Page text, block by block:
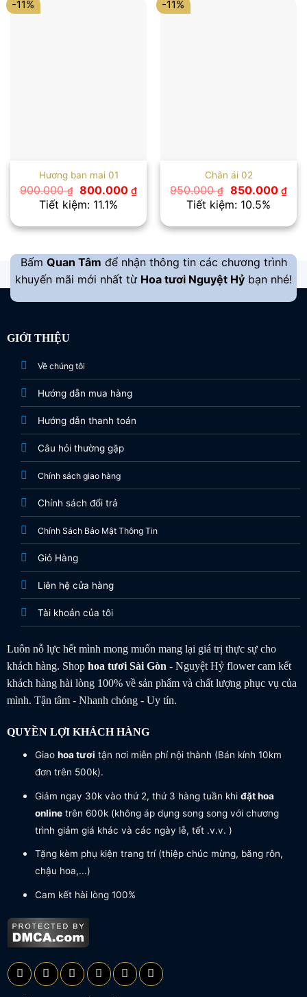
-11%
Hương ban mai 01
900.000₫ Giá
gốc
là:
800.000₫Giá
là:
800.000 ₫.
Tiết kiệm: 11.1%
-11%
Chân ái 02
950.000₫ Giá
gốc
là:
850.000 ₫Giá
hiện
là:
Tiết kiệm: 10.5%
Bấm Quan Tâm để nhận thông tin các chương trình
khuyến mãi mới nhất từ Hoa tươi Nguyệt Hỷ bạn nhé!
GIỚI THIỆU
Về chúng tôi
Hướng dẫn mua hàng
Hướng dẫn thanh toán
Câu hỏi thường gặp
Chính sách giao hàng
Chính sách đổi trả
Chính Sách Bảo Mật Thông Tin
Giỏ Hàng
Liên hệ cửa hàng
Tài khoản của tôi
Luôn nỗ lực hết mình mong muốn mang lại giá trị thực sự cho
khách hàng. Shop hoa tươiSài Gòn- Nguyệt Hỷ flower cam kết
khách hàng hài lòng 100% về sản phẩm và chất lượng phục vụ của
mình. Tận tâm - Nhanh chóng - Uy tín.
QUYỀN LỢI KHÁCH HÀNG
Giao hoa tươi tận nơi miễn phí nội thành (Bán kính 10km
đơn trên 500k).
Giảm ngay 30k vào thứ 2, thứ 3 hàng tuần khi đặt hoa
onlinetrên 600k (không áp dụng song song với chương
trình giảm giá khác và các ngày lễ, tết .v.v. )
Tặng kèm phụ kiện trang trí (thiệp chúc mừng, băng rôn,
chậu hoa,...)
Cam kết hài lòng 100%